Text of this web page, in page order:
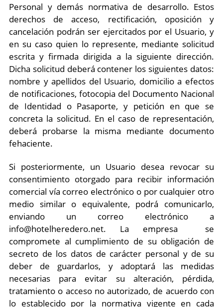
Personal y demás normativa de desarrollo. Estos
derechos de acceso, rectificación, oposición y
cancelación podrán ser ejercitados por el Usuario, y
en su caso quien lo represente, mediante solicitud
escrita y firmada dirigida a la siguiente dirección.
Dicha solicitud deberá contener los siguientes datos:
nombre y apellidos del Usuario, domicilio a efectos
de notificaciones, fotocopia del Documento Nacional
de Identidad o Pasaporte, y petición en que se
concreta la solicitud. En el caso de representación,
deberá probarse la misma mediante documento
fehaciente.
Si posteriormente, un Usuario desea revocar su
consentimiento otorgado para recibir información
comercial vía correo electrónico o por cualquier otro
medio similar o equivalente, podrá comunicarlo,
enviando un correo electrónico a
info@hotelheredero.net. La empresa se
compromete al cumplimiento de su obligación de
secreto de los datos de carácter personal y de su
deber de guardarlos, y adoptará las medidas
necesarias para evitar su alteración, pérdida,
tratamiento o acceso no autorizado, de acuerdo con
lo establecido por la normativa vigente en cada